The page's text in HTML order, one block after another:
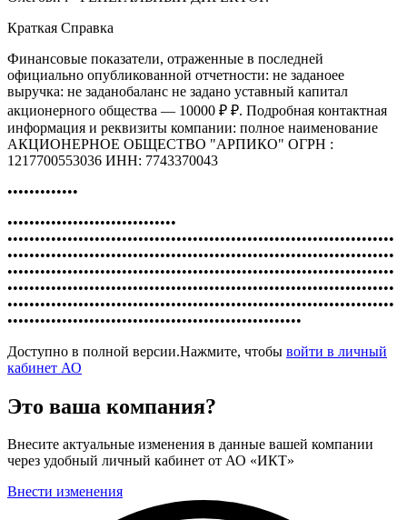
Краткая Справка
Финансовые показатели, отраженные в последней
официально опубликованной отчетности: не заданоее
выручка: не заданобаланс не задано уставный капитал
акционерного общества — 10000 ₽ ₽. Подробная контактная
информация и реквизиты компании: полное наименование
АКЦИОНЕРНОЕ ОБЩЕСТВО "АРПИКО" ОГРН :
1217700553036 ИНН: 7743370043
•••••••••••••
•••••••••••••••••••••••••••••••
•••••••••••••••••••••••••••••••••••••••••••••••••••••••••••••••••••••••
•••••••••••••••••••••••••••••••••••••••••••••••••••••••••••••••••••••••
•••••••••••••••••••••••••••••••••••••••••••••••••••••••••••••••••••••••
•••••••••••••••••••••••••••••••••••••••••••••••••••••••••••••••••••••••
•••••••••••••••••••••••••••••••••••••••••••••••••••••••••••••••••••••••
••••••••••••••••••••••••••••••••••••••••••••••••••••••
Доступно в полной версии.Нажмите, чтобы войти в личный
кабинет АО
Это ваша компания?
Внесите актуальные изменения в данные вашей компании
через удобный личный кабинет от АО «ИКТ»
Внести изменения